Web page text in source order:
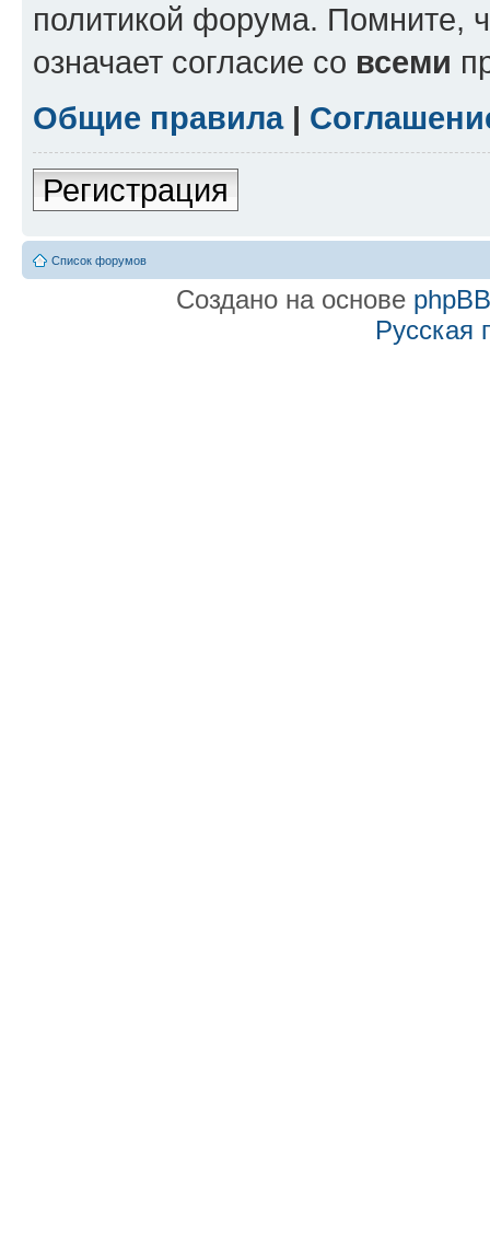
политикой форума. Помните,
означает согласие со всеми
Общие правила|
Регистрация
Список форумов
Создано на основе phpBB
Русская